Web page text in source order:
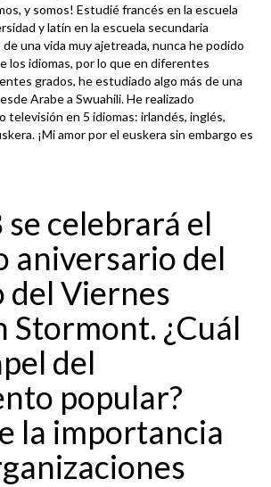
y somos! Estudié francés en la escuela
y latín en la escuela secundaria
una vida muy ajetreada, nunca he podido
los idiomas, por lo que en diferentes
grados, he estudiado algo más de una
Arabe a Swuahili. He realizado
televisión en 5 idiomas: irlandés, inglés,
¡Mi amor por el euskera sin embargo es
celebrará el
aniversario del
del Viernes
Stormont. ¿Cuál
del
popular?
la importancia